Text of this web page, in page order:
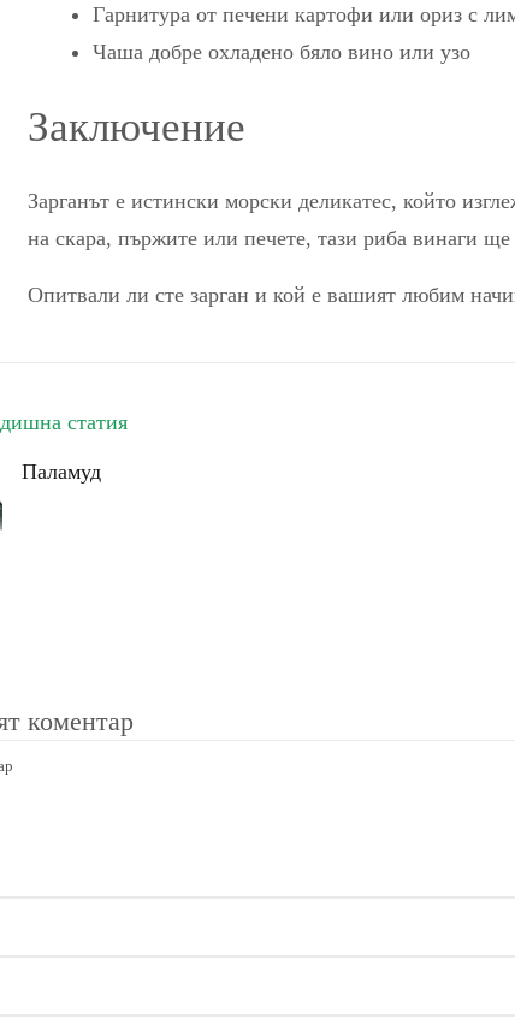
Гарнитура от печени картофи или ориз с
Чаша добре охладено бяло вино или узо
Заключение
Зарганът е истински морски деликатес, който
на скара, пържите или печете, тази риба винаги
Опитвали ли сте зарган и кой е вашият любим
статия
Паламуд
коментар